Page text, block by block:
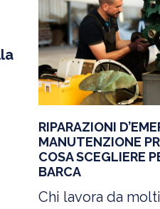
RIPARAZIONI
MANUTENZIONE
COSA SCEGLIERE
BARCA
Chi lavora da